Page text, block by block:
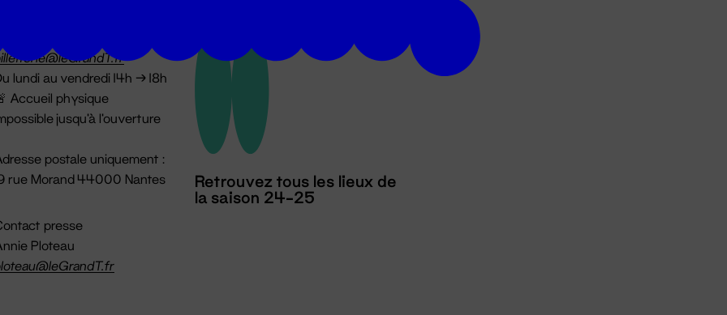
lundi au vendredi 14h → 18h
Accueil physique
jusqu'à l'ouverture
postale uniquement :
rue Morand 44000 Nantes
presse
Ploteau
Retrouvez tous les lieux de
la saison 24-25